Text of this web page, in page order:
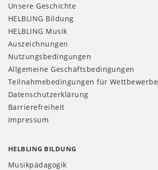
Unsere Geschichte
HELBLING Bildung
HELBLING Musik
Auszeichnungen
Nutzungsbedingungen
Allgemeine Geschäftsbedingungen
Teilnahmebedingungen für Wettbewerbe
Datenschutzerklärung
Barrierefreiheit
Impressum
HELBLING BILDUNG
Musikpädagogik